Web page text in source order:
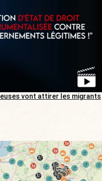
vont attirer les migrants